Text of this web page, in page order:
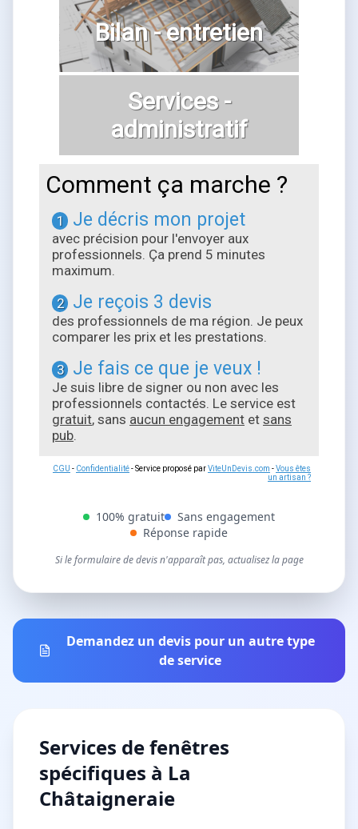
Bilan - entretien
Services -
administratif
Comment ça marche ?
1 Je décris mon projet
avec précision pour l'envoyer aux
professionnels. Ça prend 5 minutes
maximum.
2 Je reçois 3 devis
des professionnels de ma région. Je peux
comparer les prix et les prestations.
3 Je fais ce que je veux !
Je suis libre de signer ou non avec les
professionnels contactés. Le service est
gratuit, sans aucun engagement et sans
pub.
CGU - Confidentialité- Service proposé parViteUnDevis.com -Vous êtes
un artisan ?
100% gratuit
Sans engagement
Réponse rapide
Si le formulaire de devis n'apparaît pas, actualisez la page
Demandez un devis pour un autre type
de service
Services defenêtres
spécifiques à La
Châtaigneraie